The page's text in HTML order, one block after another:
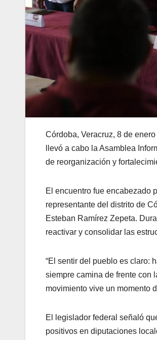
Córdoba, Veracruz, 8 de
llevó a cabo la Asamblea
de reorganización y
El encuentro fue encabezado
representante del distrito de
Esteban Ramírez Zepeta.
reactivar y consolidar las
“El sentir del pueblo es claro:
siempre camina de frente con
movimiento vive un momento
El legislador federal señaló
positivos en diputaciones